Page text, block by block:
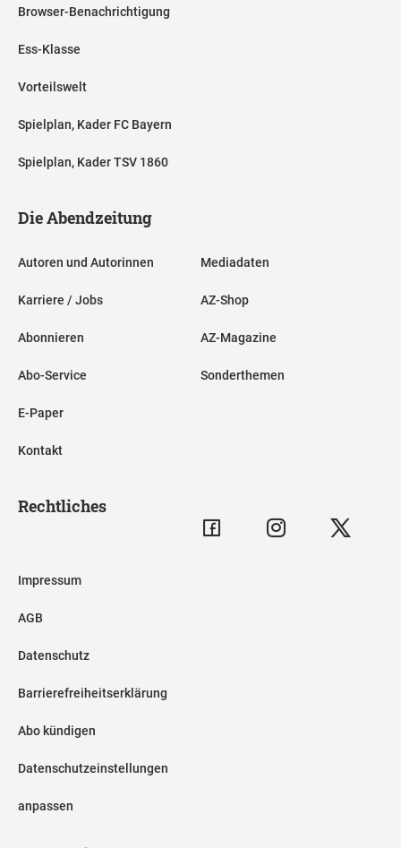
Browser-Benachrichtigung
Ess-Klasse
Vorteilswelt
Spielplan, Kader FC Bayern
Spielplan, Kader TSV 1860
Die Abendzeitung
Autoren und Autorinnen
Karriere / Jobs
Abonnieren
Abo-Service
E-Paper
Kontakt
Mediadaten
AZ-Shop
AZ-Magazine
Sonderthemen
Rechtliches
Impressum
AGB
Datenschutz
Barrierefreiheitserklärung
Abo kündigen
Datenschutzeinstellungen
anpassen